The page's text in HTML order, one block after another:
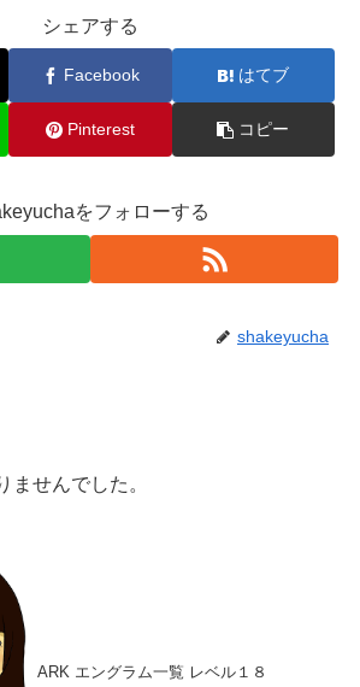
シェアする
Facebook はてブ
Pinterest コピー
をフォローする
shakeyucha
ませんでした。
ARK エングラム一覧 レベル１８